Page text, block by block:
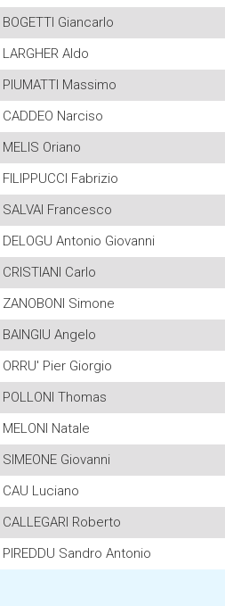
BOGETTI Giancarlo
LARGHER Aldo
PIUMATTI Massimo
CADDEO Narciso
MELIS Oriano
FILIPPUCCI Fabrizio
SALVAI Francesco
DELOGU Antonio Giovanni
CRISTIANI Carlo
ZANOBONI Simone
BAINGIU Angelo
ORRU' Pier Giorgio
POLLONI Thomas
MELONI Natale
SIMEONE Giovanni
CAU Luciano
CALLEGARI Roberto
PIREDDU Sandro Antonio